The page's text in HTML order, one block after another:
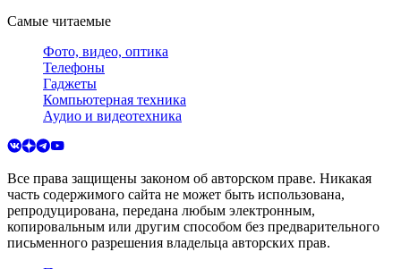
Самые читаемые
Фото, видео, оптика
Телефоны
Гаджеты
Компьютерная техника
Аудио и видеотехника
Все права защищены законом об авторском праве. Никакая
часть содержимого сайта не может быть использована,
репродуцирована, передана любым электронным,
копировальным или другим способом без предварительного
письменного разрешения владельца авторских прав.